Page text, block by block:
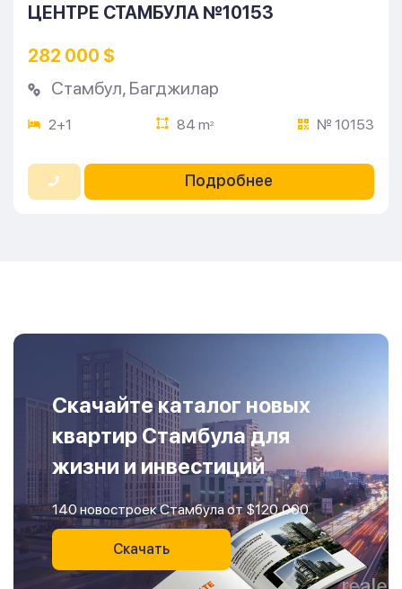
ЦЕНТРЕ СТАМБУЛА №10153
282 000 $
Стамбул, Багджилар
2+1 84 m2 № 10153
Подробнее
Скачайте каталог новых
квартир Стамбула для
жизни и инвестиций
140 новостроек Стамбула от $120,000
Скачать